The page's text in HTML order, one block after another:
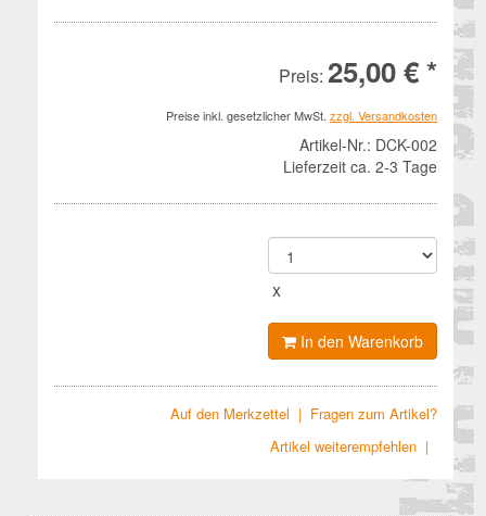
Preis: 25,00 € *
Preise inkl. gesetzlicher MwSt. zzgl. Versandkosten
Artikel-Nr.: DCK-002
Lieferzeit ca. 2-3 Tage
x
In den Warenkorb
Fragen zum Artikel?
Auf den Merkzettel |
Artikel weiterempfehlen |